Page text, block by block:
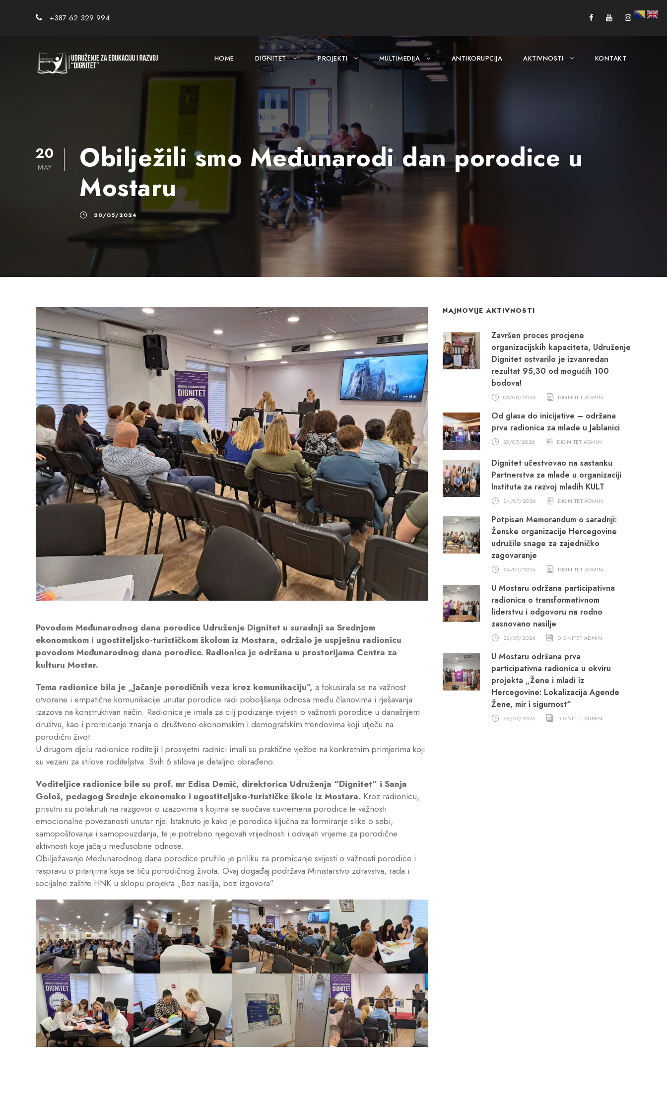
+387 62 329 994
HOME DIGNITET PROJEKTI MULTIMEDIJA ANTIKORUPCIJA AKTIVNOSTI KONTAKT
20
MAY
Obilježili smo Međunarodi dan porodice u
Mostaru
20/05/2024
Povodom Međunarodnog dana porodice Udruženje Dignitet u suradnji sa Srednjom
ekonomskom i ugostiteljsko-turističkom školom iz Mostara, održalo je uspješnu radionicu
povodom Međunarodnog dana porodice. Radionica je održana u prostorijama Centra za
kulturu Mostar.
Tema radionice bila je „Jačanje porodičnih veza kroz komunikaciju“, a fokusirala se na važnost
otvorene i empatične komunikacije unutar porodice radi poboljšanja odnosa među članovima i rješavanja
izazova na konstruktivan način. Radionica je imala za cilj podizanje svijesti o važnosti porodice u današnjem
društvu, kao i promicanje znanja o društveno-ekonomskim i demografskim trendovima koji utječu na
porodični život.
U drugom djelu radionice roditelji I prosvjetni radnici imali su praktične vježbe na konkretnim primjerima koji
su vezani za stilove roditeljstva. Svih 6 stilova je detaljno obrađeno.
Voditeljice radionice bile su prof. mr Edisa Demić, direktorica Udruženja “Dignitet” i Sanja
Gološ, pedagog Srednje ekonomsko i ugostiteljsko-turističke škole iz Mostara. Kroz radionicu,
prisutni su potaknuti na razgovor o izazovima s kojima se suočava suvremena porodica te važnosti
emocionalne povezanosti unutar nje. Istaknuto je kako je porodica ključna za formiranje slike o sebi,
samopoštovanja i samopouzdanja, te je potrebno njegovati vrijednosti i odvajati vrijeme za porodične
aktivnosti koje jačaju međusobne odnose.
Obilježavanje Međunarodnog dana porodice pružilo je priliku za promicanje svijesti o važnosti porodice i
raspravu o pitanjima koja se tiču porodičnog života. Ovaj događaj podržava Ministarstvo zdravstva, rada i
socijalne zaštite HNK u sklopu projekta „Bez nasilja, bez izgovora“.
NAJNOVIJE AKTIVNOSTI
Završen proces procjene
organizacijskih kapaciteta, Udruženje
Dignitet ostvarilo je izvanredan
rezultat 95,30 od mogućih 100
bodova!
03/08/2026 DIGNITET ADMIN
Od glasa do inicijative – održana
prva radionica za mlade u Jablanici
30/07/2026 DIGNITET ADMIN
Dignitet učestvovao na sastanku
Partnerstva za mlade u organizaciji
Instituta za razvoj mladih KULT
24/07/2026 DIGNITET ADMIN
Potpisan Memorandum o saradnji:
Ženske organizacije Hercegovine
udružile snage za zajedničko
zagovaranje
24/07/2026 DIGNITET ADMIN
U Mostaru održana participativna
radionica o transformativnom
liderstvu i odgovoru na rodno
zasnovano nasilje
23/07/2026 DIGNITET ADMIN
U Mostaru održana prva
participativna radionica u okviru
projekta „Žene i mladi iz
Hercegovine: Lokalizacija Agende
Žene, mir i sigurnost“
23/07/2026 DIGNITET ADMIN